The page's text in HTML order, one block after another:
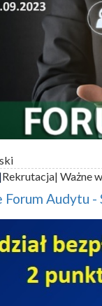
Rekrutacja| Ważne
Forum Audytu -